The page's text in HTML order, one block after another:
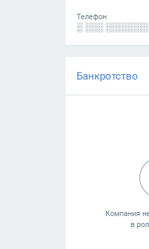
Телефон
░ ░░░ ░░░░░░░
Банкротство